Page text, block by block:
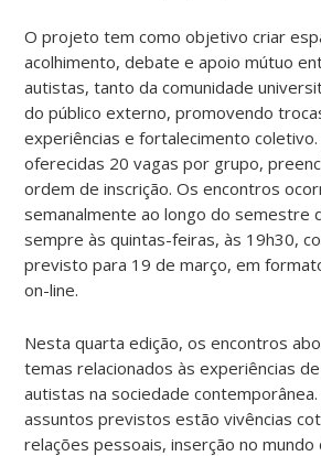
O projeto tem como objetivo criar
acolhimento, debate e apoio mútuo
autistas, tanto da comunidade
do público externo, promovendo
experiências e fortalecimento coletivo.
oferecidas 20 vagas por grupo,
ordem de inscrição. Os encontros
semanalmente ao longo do semestre
sempre às quintas-feiras, às 19h30,
previsto para 19 de março, em
on-line.
Nesta quarta edição, os encontros
temas relacionados às experiências
autistas na sociedade
assuntos previstos estão vivências
relações pessoais, inserção no mundo